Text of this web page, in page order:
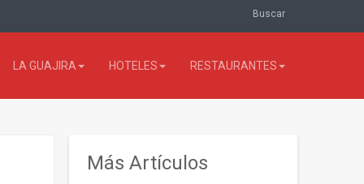
Buscar
LA GUAJIRA HOTELES RESTAURANTES
Más Artículos